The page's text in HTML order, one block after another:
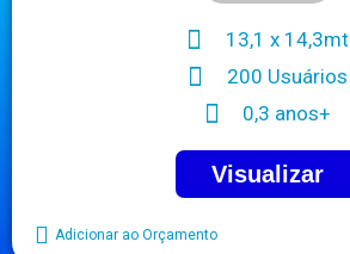
13,1 x 14,3mt
200 Usuários
0,3 anos+
Visualizar
Adicionar ao Orçamento